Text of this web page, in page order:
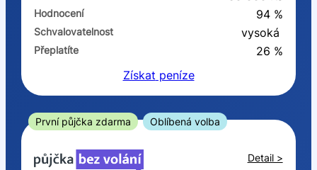
ano
Ve zkušebce
ano
ne
V exekuci
Hodnocení 94 %
Schvalovatelnost vysoká
Přeplatíte
26 %
Získat peníze
První půjčka zdarma Oblíbená volba
Detail >